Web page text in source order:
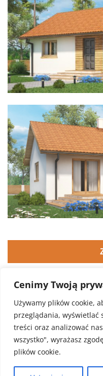
Cenimy Twoją
Używamy plików cookie,
przeglądania, wyświetlać
treści oraz analizować
wszystko", wyrażasz
plików cookie.
Jerzy
ul. Łagodna